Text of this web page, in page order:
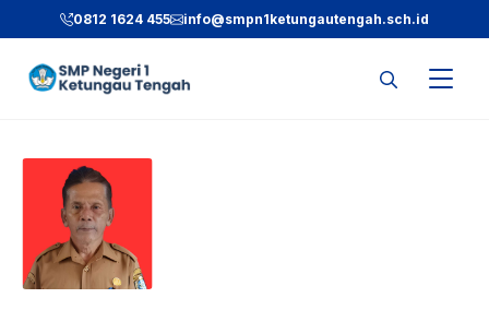
Langsung
ke
0812 1624 455 info@smpn1ketungautengah.sch.id